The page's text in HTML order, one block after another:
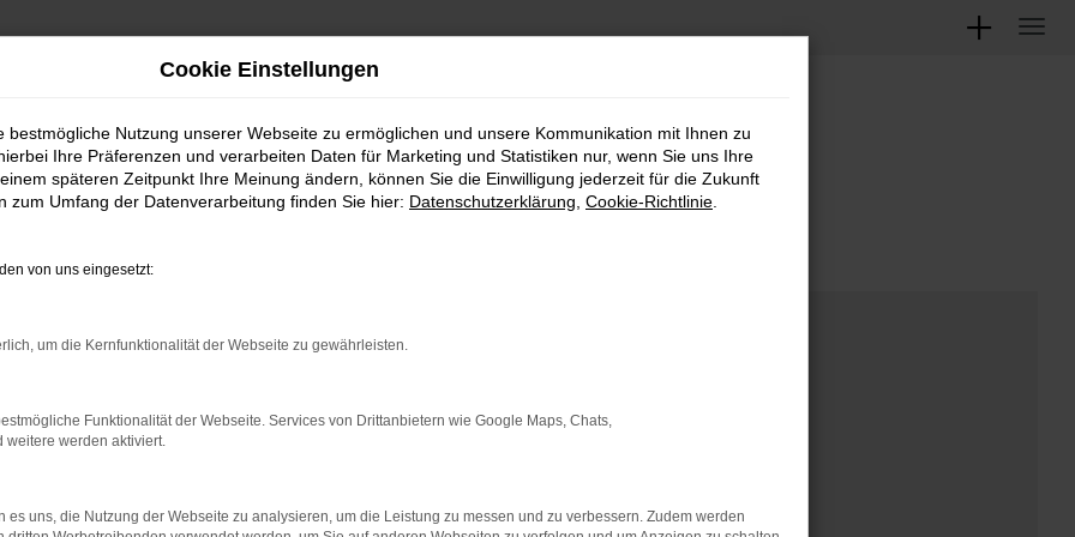
Cookie Einstellungen
bestmögliche Nutzung unserer Webseite zu ermöglichen und unsere Kommunikation mit Ihnen zu
Ihre Präferenzen und verarbeiten Daten für Marketing und Statistiken nur, wenn Sie uns Ihre
späteren Zeitpunkt Ihre Meinung ändern, können Sie die Einwilligung jederzeit für die Zukunft
zum Umfang der Datenverarbeitung finden Sie hier: Datenschutzerklärung Cookie-Richtlinie
von uns eingesetzt:
um die Kernfunktionalität der Webseite zu gewährleisten.
Funktionalität der Webseite. Services von Drittanbietern wie Google Maps, Chats,
weitere werden aktiviert.
es uns, die Nutzung der Webseite zu analysieren, um die Leistung zu messen und zu verbessern. Zudem werden